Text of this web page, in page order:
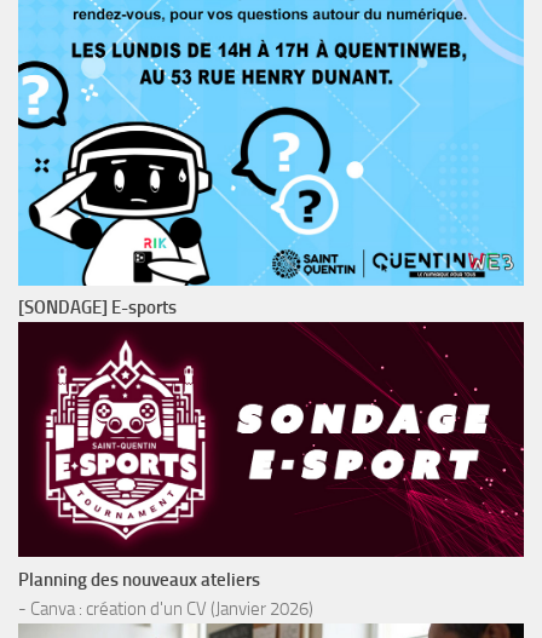
[SONDAGE] E-sports
Planning des nouveaux ateliers
- Canva : création d'un CV (Janvier 2026)